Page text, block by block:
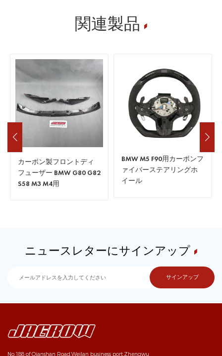
関連製品
カーボン製フロントディ
フューザー BMW G80 G82
S58 M3 M4用
BMW M5 F90用カーボンフ
ァイバーステアリングホ
イール
ニュースレターにサインアップ
No.188 of Qianshan Road,Weilan business port,Zhengwu